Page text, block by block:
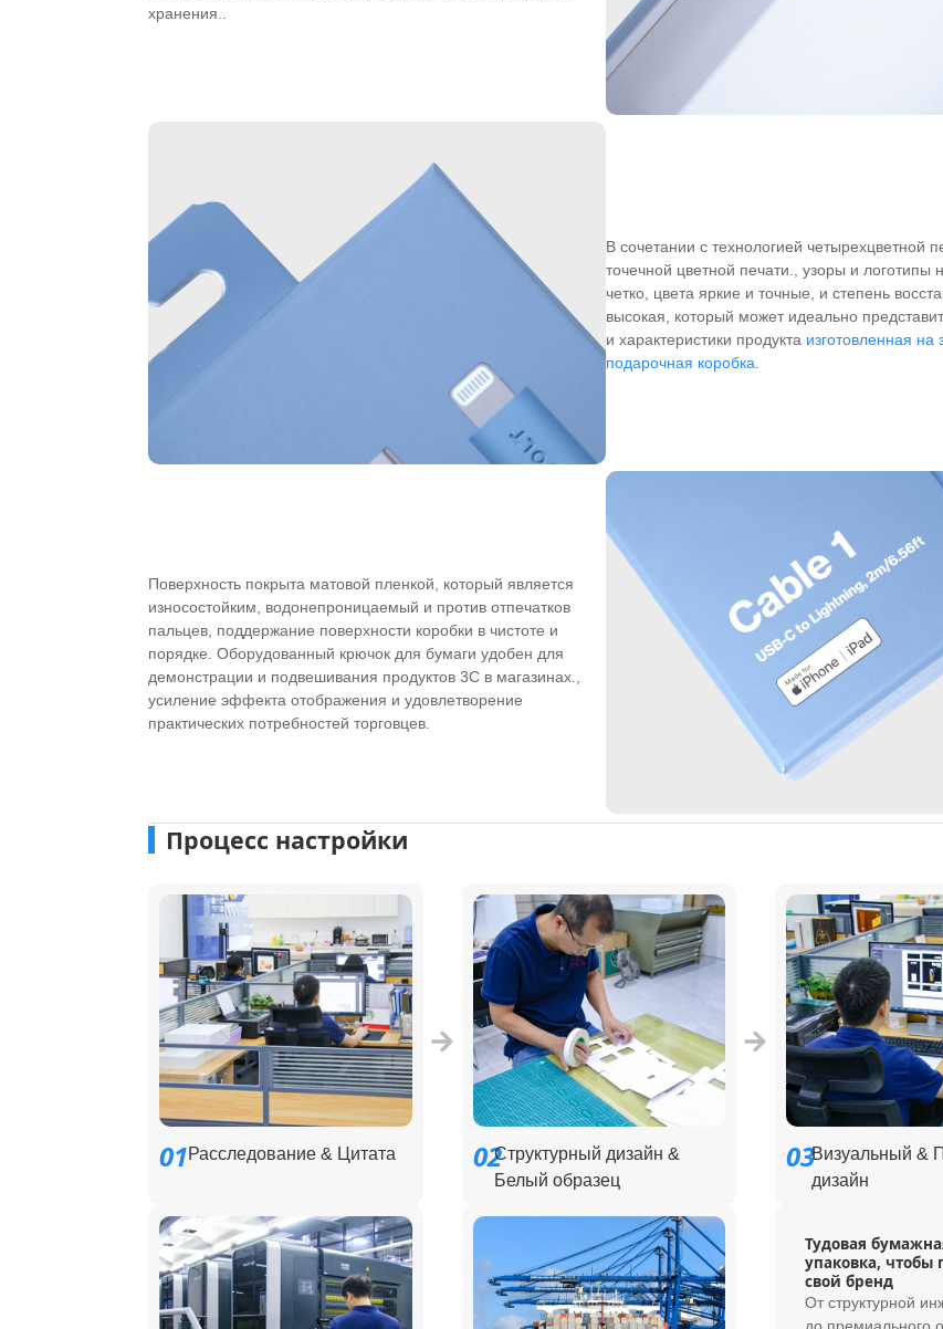
хранения..
В сочетании с технологией четырехцветной
точечной цветной печати., узоры и логотипы
четко, цвета яркие и точные, и степень
высокая, который может идеально
и характеристики продукта изготовленная на
подарочная коробка
Поверхность покрыта матовой пленкой, который является
износостойким, водонепроницаемый и против отпечатков
пальцев, поддержание поверхности коробки в чистоте и
порядке. Оборудованный крючок для бумаги удобен для
демонстрации и подвешивания продуктов 3C в магазинах.,
усиление эффекта отображения и удовлетворение
практических потребностей торговцев.
Процесс настройки
01Расследование & Цитата 02Структурный дизайн &
Белый образец
03Визуальный &
дизайн
Тудовая
упаковка, чтобы
свой бренд
От структурной